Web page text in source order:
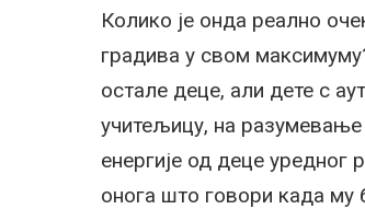
Колико је онда реално
градива у свом
остале деце, али дете с
учитељицу, на
енергије од деце уредног
онога што говори када